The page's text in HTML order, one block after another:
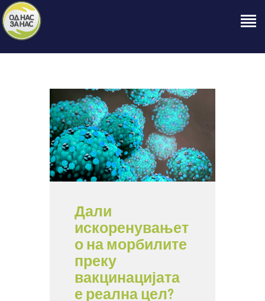
ЗА НАС
НАШЕ ПРАВО
ОБЈАВИ
ПРОЕКТИ
КОНТАКТ
Дали
искоренувањет
о на морбилите
преку
вакцинацијата
е реална цел?